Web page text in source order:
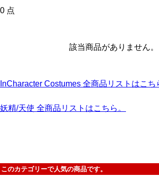
0 点
該当商品がありません。
InCharacter Costumes 全商品リストはこち
妖精/天使 全商品リストはこちら。
このカテゴリーで人気の商品です。